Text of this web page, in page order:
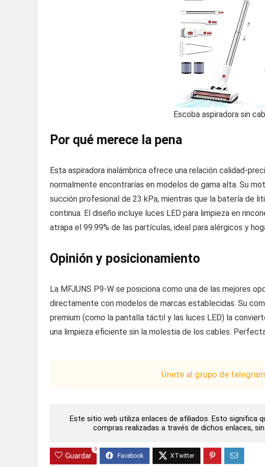
Escoba aspiradora sin
Por qué merece la pena
Esta aspiradora inalámbrica ofrece una relación calidad-
normalmente encontrarías en modelos de gama alta. Su
succión profesional de 23 kPa, mientras que la batería de
continua. El diseño incluye luces LED para limpieza en
atrapa el 99.99% de las partículas, ideal para alérgicos y
Opinión y posicionamiento
La MFJUNS P9-W se posiciona como una de las mejores
directamente con modelos de marcas establecidas. Su
premium (como la pantalla táctil y las luces LED) la
una limpieza eficiente sin la molestia de los cables.
Únete al grupo de
Este sitio web utiliza enlaces de afiliados. Esto significa
compras realizadas a través de dichos enlaces,
Guardar
0